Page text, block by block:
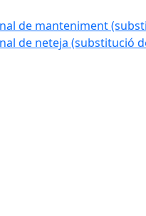
de manteniment
de neteja (substitució